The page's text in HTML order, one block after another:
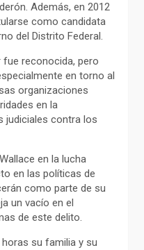
Además, en 2012
como candidata
del Distrito Federal.
reconocida, pero
en torno al
organizaciones
en la
judiciales contra los
en la lucha
en las políticas de
como parte de su
un vacío en el
de este delito.
su familia y su